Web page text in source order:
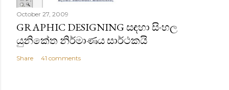
October 27, 2009
GRAPHIC DESIGNING සඳහා සිංහල
යුනිකේත නිර්මාණය සාර්ථකයි
Share 41 comments